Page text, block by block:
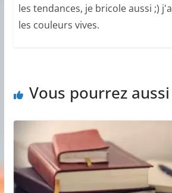
les tendances, je bricole aussi ;)
les couleurs vives.
Vous pourrez